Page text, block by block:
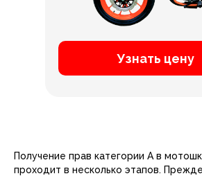
Узнать цену
Получение прав категории А в
проходит в несколько этапов.